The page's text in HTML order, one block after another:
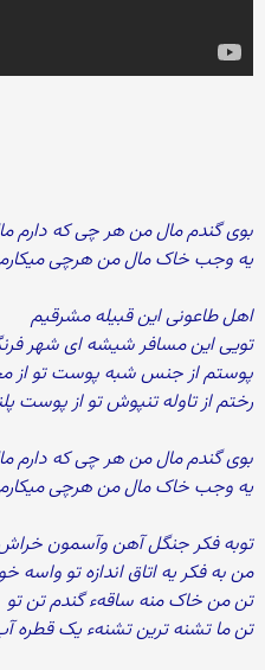
بوی گندم مال من هر چی که دارم
یه وجب خاک مال من هرچی
اهل طاعونی این قبیله مشرقیم
تویی این مسافر شیشه ای شهر
پوستم از جنس شبه پوست تو از
رختم از تاوله تنپوش تو از پوست
بوی گندم مال من هر چی که دارم
یه وجب خاک مال من هرچی
توبه فکر جنگل آهن وآسمون
من به فکر یه اتاق اندازه تو واسه
تن من خاک منه ساقهء گندم تن تو
تن ما تشنه ترین تشنهء یک قطره